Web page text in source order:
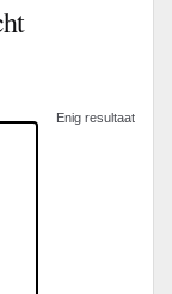
Enig resultaat